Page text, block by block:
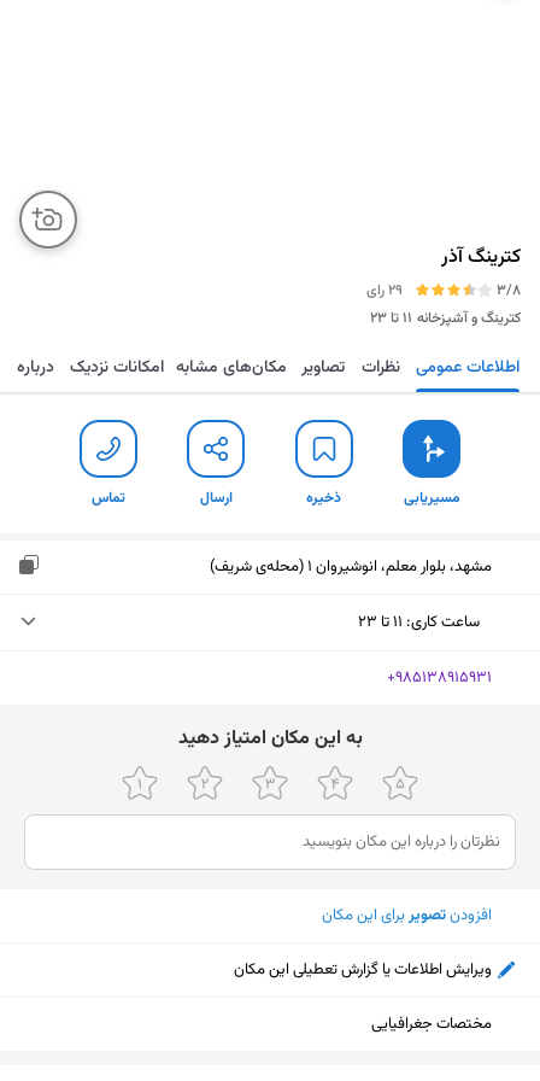
کترینگ آذر
3/8
29 رای
کترینگ و آشپزخانه ۱۱ تا ۲۳
مسیریابی ذخیره ارسال تماس اطلاعات عمومی نظرات تصاویر مکان‌های مشابه امکانات نزدیک درباره
مسیریابی ذخیره ارسال تماس
مشهد، بلوار معلم، انوشیروان 1 (محله‌ی شریف)
ساعت کاری: ۱۱ تا ۲۳
چهارشنبه (امروز)
شنبه
۱۱ تا ۲۳
یکشنبه
۱۱ تا ۲۳
دوشنبه
سه‌شنبه
‎+985138915931
ﺑﻪ اﯾﻦ ﻣﮑﺎن اﻣﺘﯿﺎز دﻫﯿﺪ
افزودنتصویربرای این مکان
ویرایش اطلاعات یا گزارش تعطیلی این مکان
مختصات جغرافیایی